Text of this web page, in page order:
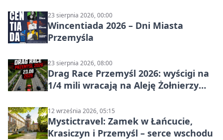
23 sierpnia 2026, 00:00
Wincentiada 2026 – Dni Miasta
Przemyśla
23 sierpnia 2026, 08:00
Drag Race Przemyśl 2026: wyścigi na
1/4 mili wracają na Aleję Żołnierzy
12 września 2026, 05:15
Mystictravel: Zamek w Łańcucie,
Krasiczyn i Przemyśl – serce wschodu